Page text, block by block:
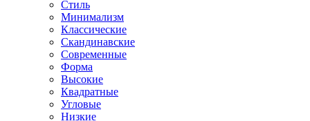
Стиль
Минимализм
Классические
Скандинавские
Современные
Форма
Высокие
Квадратные
Угловые
Низкие